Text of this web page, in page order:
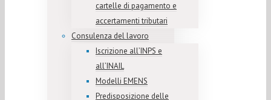
cartelle di pagamento e
accertamenti tributari
Consulenza del lavoro
Iscrizione all’INPS e
all’INAIL
Modelli EMENS
Predisposizione delle